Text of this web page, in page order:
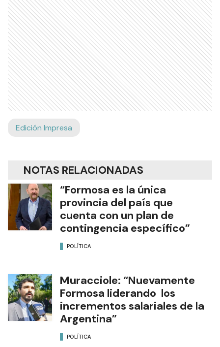
NOTAS RELACIONADAS
“Formosa es la única
provincia del país que
cuenta con un plan de
contingencia específico”
Muracciole: “Nuevamente
Formosa liderando los
incrementos salariales de la
Argentina”